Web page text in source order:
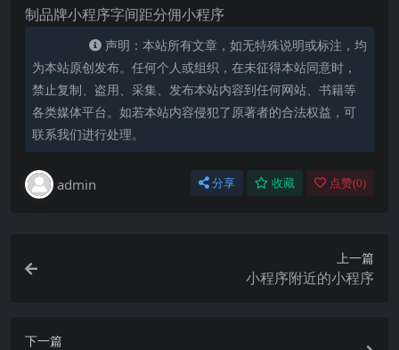
制品牌小程序字间距分佣小程序
声明：本站所有文章，如无特殊说明或标注，均
为本站原创发布。任何个人或组织，在未征得本站同意时，
禁止复制、盗用、采集、发布本站内容到任何网站、书籍等
各类媒体平台。如若本站内容侵犯了原著者的合法权益，可
联系我们进行处理。
admin 分享 收藏 点赞(0)
上一篇
小程序附近的小程序
下一篇